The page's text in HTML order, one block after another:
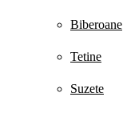
Biberoane
Tetine
Suzete